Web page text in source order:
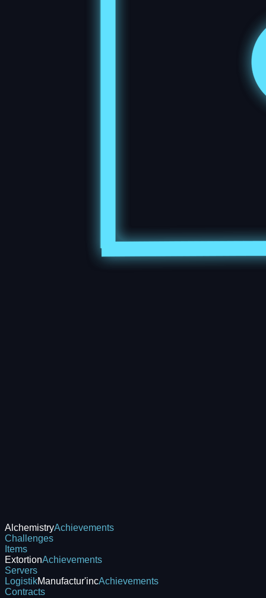
AlchemistryAchievements
Challenges
Items
ExtortionAchievements
Servers
LogistikManufactur'incAchievements
Contracts